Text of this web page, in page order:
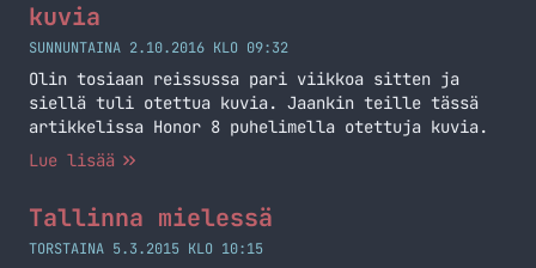
kuvia
SUNNUNTAINA 2.10.2016 KLO 09:32
Olin tosiaan reissussa pari viikkoa sitten ja
siellä tuli otettua kuvia. Jaankin teille tässä
artikkelissa Honor 8 puhelimella otettuja kuvia.
Lue lisää
Tallinna mielessä
TORSTAINA 5.3.2015 KLO 10:15